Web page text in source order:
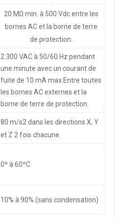
20 MΩ min. à 500 Vdc entre les
bornes AC et la borne de terre
de protection.
2.300 VAC à 50/60 Hz pendant
une minute avec un courant de
fuite de 10 mA max. Entre toutes
les bornes AC externes et la
borne de terre de protection.
80 m/s2 dans les directions X, Y
et Z 2 fois chacune.
0º à 60ºC
10% à 90% (sans condensation)